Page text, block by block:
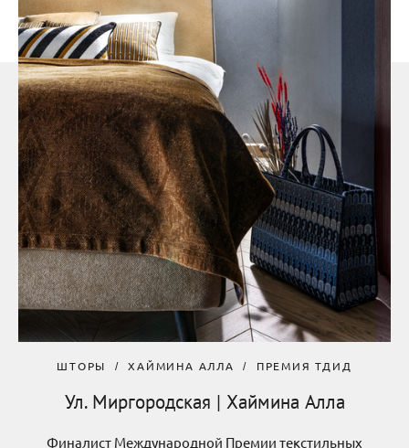
ШТОРЫ ХАЙМИНА АЛЛА ПРЕМИЯ ТДИД
Ул. Миргородская | Хаймина Алла
Финалист Международной Премии текстильных